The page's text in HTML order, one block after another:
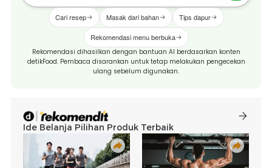
Cari resep Masak dari bahan Tips dapur
Rekomendasi menu berbuka
Rekomendasi dihasilkan dengan bantuan AI berdasarkan konten
detikFood. Pembaca disarankan untuk tetap melakukan pengecekan
ulang sebelum digunakan.